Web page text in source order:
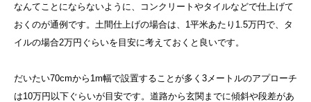
なんてことにならないように、コンクリートやタイルなどで仕上げて
おくのが通例です。土間仕上げの場合は、1平米あたり1.5万円で、タ
イルの場合2万円ぐらいを目安に考えておくと良いです。
だいたい70cmから1m幅で設置することが多く3メートルのアプローチ
は10万円以下ぐらいが目安です。道路から玄関までに傾斜や段差があ